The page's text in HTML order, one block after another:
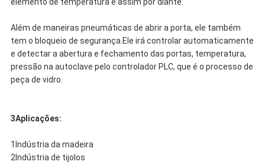
elemento de temperatura e assim por diante.
Além de maneiras pneumáticas de abrir a porta, ele também
tem o bloqueio de segurança.Ele irá controlar automaticamente
e detectar a abertura e fechamento das portas, temperatura,
pressão na autoclave pelo controlador PLC, que é o processo de
peça de vidro.
3Aplicações:
1Indústria da madeira
2Indústria de tijolos